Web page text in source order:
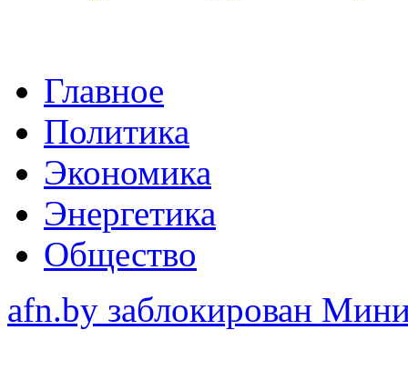
Главное
Политика
Экономика
Энергетика
Общество
afn.by заблокирован